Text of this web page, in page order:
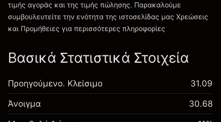
Χρεώσεις και Τέλη
τιμής αγοράς και της τιμής πώλησης. Παρακαλούμε
συμβουλευτείτε την ενότητα της ιστοσελίδας μας Χρεώσεις
και Προμήθειες για περισσότερες πληροφορίες
Βασικά Στατιστικά Στοιχεία
Προηγούμενο. Κλείσιμο 31.09
Άνοιγμα 30.68